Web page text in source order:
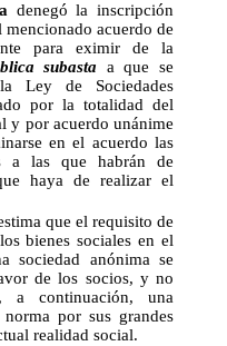
denegó la inscripción
acuerdo de
para eximir de la
subasta a que se
Ley de Sociedades
por la totalidad del
y por acuerdo unánime
en el acuerdo las
a las que habrán de
haya de realizar el
que el requisito de
bienes sociales en el
sociedad anónima se
de los socios, y no
a continuación, una
por sus grandes
realidad social.